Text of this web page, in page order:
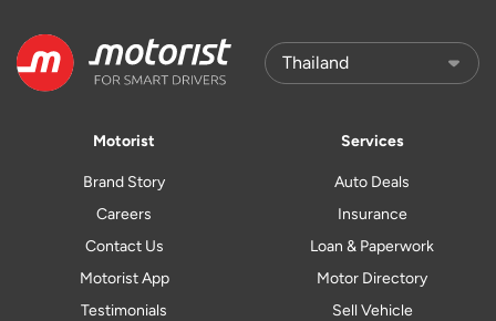
Motorist
Brand Story
Careers
Contact Us
Motorist App
Testimonials
Services
Auto Deals
Insurance
Loan & Paperwork
Motor Directory
Sell Vehicle